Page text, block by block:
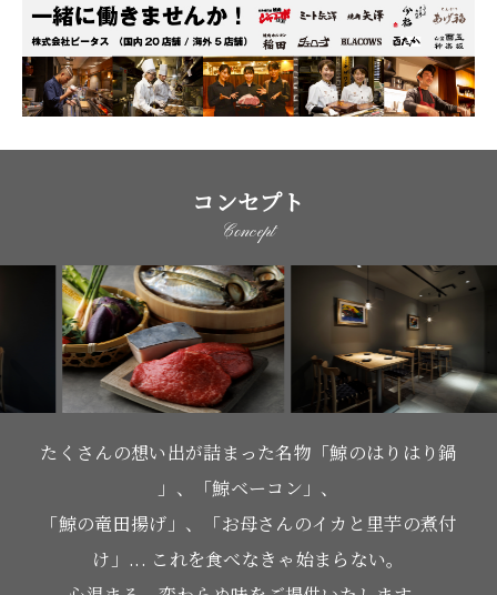
コンセプト
Concept
たくさんの想い出が詰まった名物「鯨のはりはり鍋
」、「鯨ベーコン」、
「鯨の竜田揚げ」、「お母さんのイカと里芋の煮付
け」... これを食べなきゃ始まらない。